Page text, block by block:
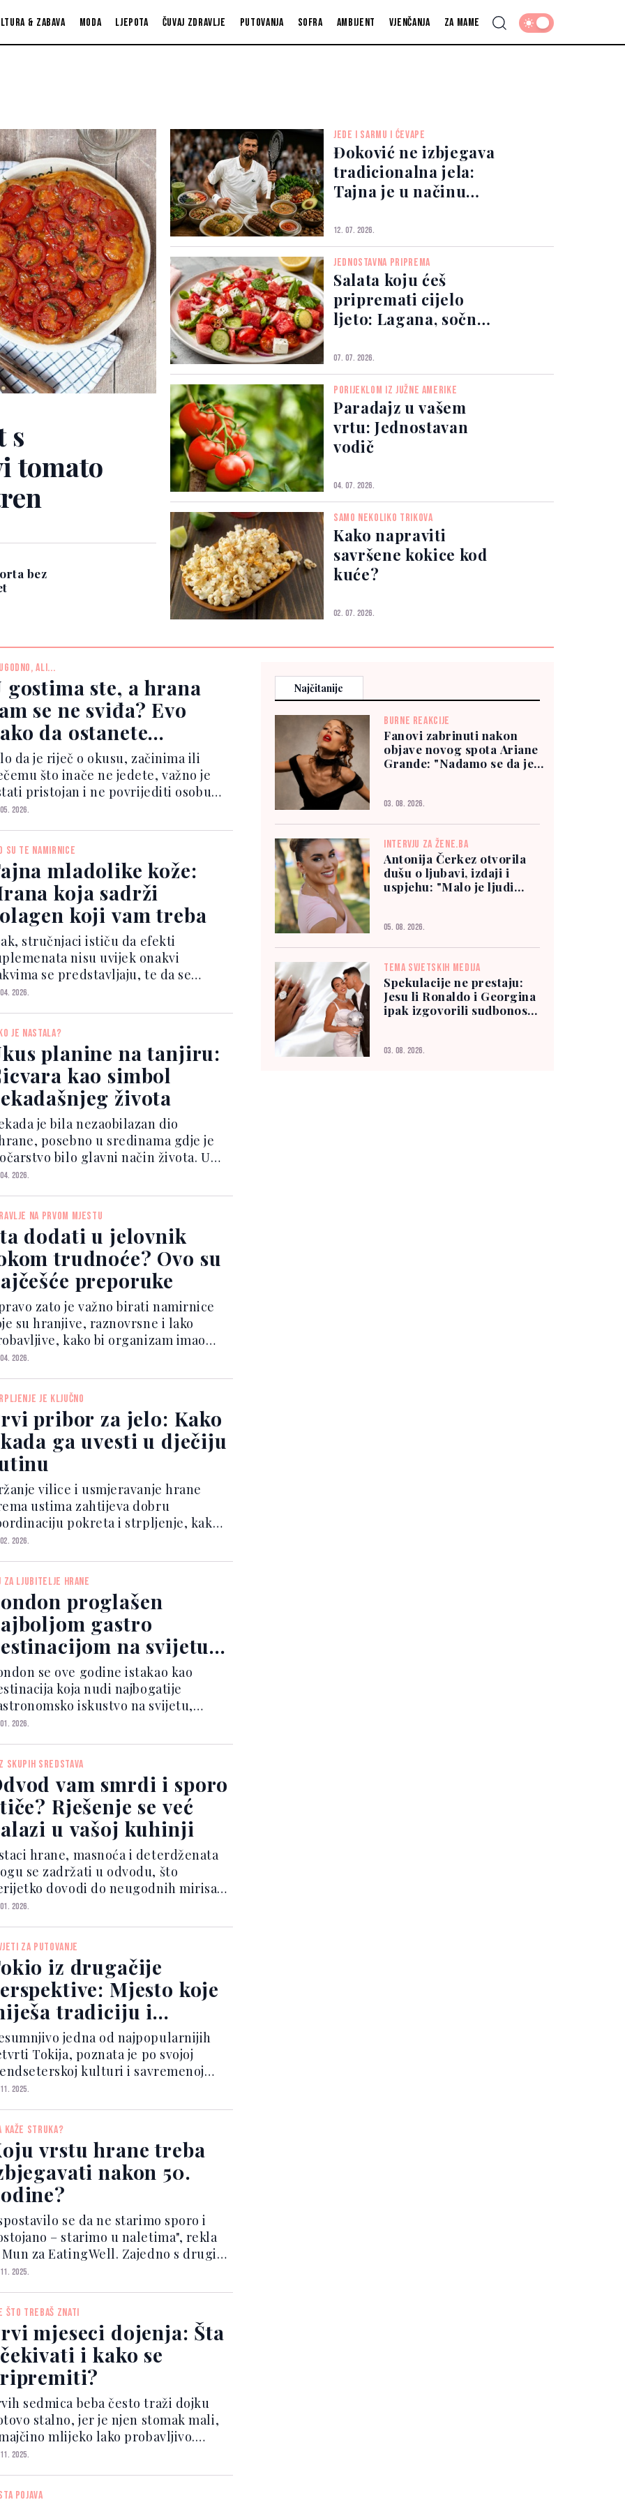
& zabava Moda Ljepota Čuvaj zdravlje Putovanja Sofra Ambijent Vjenčanja Za mame
s
tomato
bez
JEDE I SARMU I ĆEVAPE
Đoković ne izbjegava
tradicionalna jela:
Tajna je u načinu
12. 07. 2026.
JEDNOSTAVNA PRIPREMA
Salata koju ćeš
pripremati cijelo
ljeto: Lagana, sočna i
minuta
07. 07. 2026.
PORIJEKLOM IZ JUŽNE AMERIKE
Paradajz u vašem
vrtu: Jednostavan
vodič
04. 07. 2026.
SAMO NEKOLIKO TRIKOVA
Kako napraviti
savršene kokice kod
kuće?
02. 07. 2026.
ALI...
gostima ste, a hrana
se ne sviđa? Evo
da ostanete
da je riječ o okusu, začinima ili
što inače ne jedete, važno je
pristojan i ne povrijediti osobu
vas je ugostila. Dobra vijest je da
iz situacije bez neugodnosti i bez
2026.
SU TE NAMIRNICE
mladolike kože:
koja sadrži
koji vam treba
stručnjaci ističu da efekti
nisu uvijek onakvi
se predstavljaju, te da se
može efikasno unijeti i kroz
je za elastičnost kože, zdravlje
te čvrstinu kose,...
2026.
JE NASTALA?
planine na tanjiru:
kao simbol
života
je bila nezaobilazan dio
posebno u sredinama gdje je
bilo glavni način života. U
poput Vlašić, Romanija i
osnov egzistencije, ovakva jela su
posebno mj...
2026.
NA PRVOM MJESTU
dodati u jelovnik
trudnoće? Ovo su
preporuke
zato je važno birati namirnice
su hranjive, raznovrsne i lako
kako bi organizam imao
energije i podrške tokom
namirnica, postoje određene koje
često izdvaj...
2026.
JE KLJUČNO
pribor za jelo: Kako
ga uvesti u dječiju
vilice i usmjeravanje hrane
ustima zahtijeva dobru
pokreta i strpljenje, kako
djeteta tako i od roditelja. Većina
za jelo krajem prve godine
Ipak, svako di...
2026.
ZA LJUBITELJE HRANE
proglašen
gastro
na svijetu
2026.
se ove godine istakao kao
koja nudi najbogatije
iskustvo na svijetu,
iza sebe brojne gradove
putnika iz cijelog svijeta,
prijestolnica osvojil...
2026.
SKUPIH SREDSTAVA
vam smrdi i sporo
Rješenje se već
u vašoj kuhinji
hrane, masnoća i deterdženata
se zadržati u odvodu, što
dovodi do neugodnih mirisa i
oticanja vode nakon
intenzivnog kuhanja je začepljen
mirisan odvod....
2026.
ZA PUTOVANJE
iz drugačije
Mjesto koje
tradiciju i
jedna od najpopularnijih
Tokija, poznata je po svojoj
kulturi i savremenoj
Tu se nalazi i legendarni Shibuya
u gradu koja je nastala zbog
saobraćajno...
2025.
KAŽE STRUKA?
vrstu hrane treba
nakon 50.
se da ne starimo sporo i
– starimo u naletima", rekla
za EatingWell. Zajedno s drugim
za ishranu istakla je
nakon 50. godine. Pržena
Prž...
2025.
ŠTO TREBAŠ ZNATI
mjeseci dojenja: Šta
i kako se
sedmica beba često traži dojku
stalno, jer je njen stomak mali,
mlijeko lako probavljivo.
hrane, dojenje pruža toplinu,
Dojenje se uči – kako mama,
2025.
POJAVA
Najčitanije
BURNE REAKCIJE
Fanovi zabrinuti nakon
objave novog spota Ariane
Grande: "Nadamo se da je
03. 08. 2026.
INTERVJU ZA ŽENE.BA
Antonija Čerkez otvorila
dušu o ljubavi, izdaji i
uspjehu: "Malo je ljudi
05. 08. 2026.
TEMA SVJETSKIH MEDIJA
Spekulacije ne prestaju:
Jesu li Ronaldo i Georgina
ipak izgovorili sudbonosno
03. 08. 2026.